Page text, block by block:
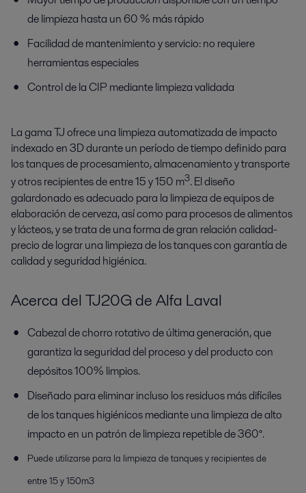
de limpieza hasta un 60 % más rápido
Facilidad de mantenimiento y servicio: no requiere
herramientas especiales
Control de la CIP mediante limpieza validada
La gama TJ ofrece una limpieza automatizada de impacto
indexado en 3D durante un período de tiempo definido para
los tanques de procesamiento, almacenamiento y transporte
y otros recipientes de entre 15 y 150 m3. El diseño
galardonado es adecuado para la limpieza de equipos de
elaboración de cerveza, así como para procesos de alimentos
y lácteos, y se trata de una forma de gran relación calidad-
precio de lograr una limpieza de los tanques con garantía de
calidad y seguridad higiénica.
Acerca del TJ20G de Alfa Laval
Cabezal de chorro rotativo de última generación, que
garantiza la seguridad del proceso y del producto con
depósitos 100% limpios.
Diseñado para eliminar incluso los residuos más difíciles
de los tanques higiénicos mediante una limpieza de alto
impacto en un patrón de limpieza repetible de 360°.
Puede utilizarse para la limpieza de tanques y recipientes de
entre 15 y 150m3